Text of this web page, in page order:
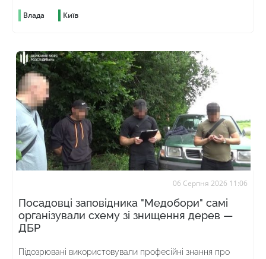
Влада Київ
06 Серпня 2026 11:06
Посадовці заповідника "Медобори" самі
організували схему зі знищення дерев —
ДБР
Підозрювані використовували професійні знання про